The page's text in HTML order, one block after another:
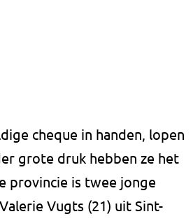
cheque in handen, lopen
grote druk hebben ze het
provincie is twee jonge
Vugts (21) uit Sint-